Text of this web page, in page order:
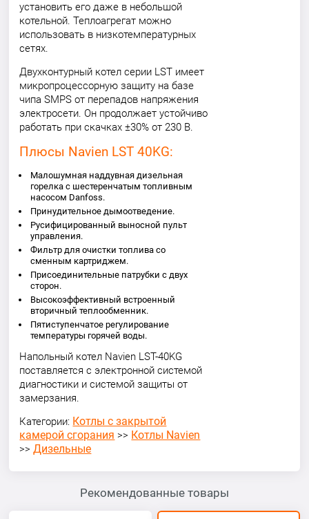
установить его даже в небольшой
котельной. Теплоагрегат можно
использовать в низкотемпературных
сетях.
Двухконтурный котел серии LST имеет
микропроцессорную защиту на базе
чипаSMPS от перепадов напряжения
электросети. Он продолжает устойчиво
работать при скачках ±30% от 230 В.
Плюсы Navien LST 40KG:
Малошумная наддувная дизельная
горелка с шестеренчатым топливным
насосом Danfoss.
Принудительное дымоотведение.
Русифицированный выносной пульт
управления.
Фильтр для очистки топлива со
сменным картриджем.
Присоединительные патрубки с двух
сторон.
Высокоэффективный встроенный
вторичный теплообменник.
Пятиступенчатое регулирование
температуры горячей воды.
Напольный котел Navien LST-40KG
поставляется с электронной системой
диагностики и системой защиты от
замерзания.
Категории: Котлы с закрытой
камерой сгорания >> Котлы Navien
>>Дизельные
Рекомендованные товары